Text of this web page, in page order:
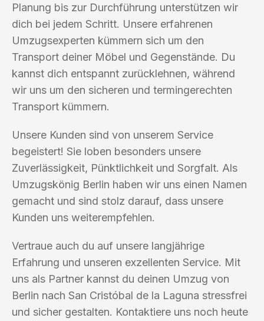
Planung bis zur Durchführung unterstützen wir
dich bei jedem Schritt. Unsere erfahrenen
Umzugsexperten kümmern sich um den
Transport deiner Möbel und Gegenstände. Du
kannst dich entspannt zurücklehnen, während
wir uns um den sicheren und termingerechten
Transport kümmern.
Unsere Kunden sind von unserem Service
begeistert! Sie loben besonders unsere
Zuverlässigkeit, Pünktlichkeit und Sorgfalt. Als
Umzugskönig Berlin haben wir uns einen Namen
gemacht und sind stolz darauf, dass unsere
Kunden uns weiterempfehlen.
Vertraue auch du auf unsere langjährige
Erfahrung und unseren exzellenten Service. Mit
uns als Partner kannst du deinen Umzug von
Berlin nach San Cristóbal de la Laguna stressfrei
und sicher gestalten. Kontaktiere uns noch heute